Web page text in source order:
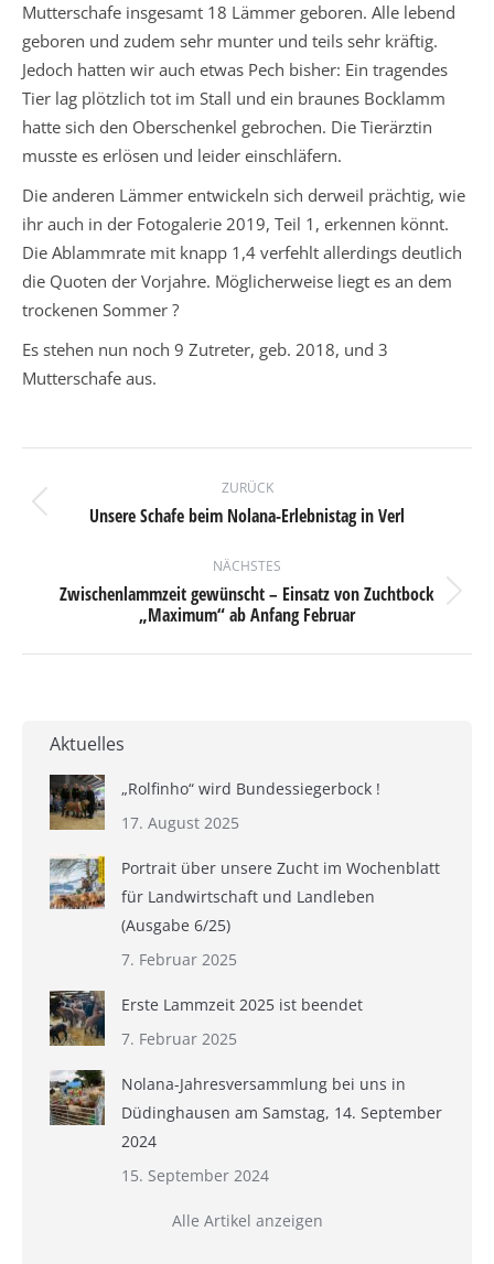
Mutterschafe insgesamt 18 Lämmer geboren. Alle lebend
geboren und zudem sehr munter und teils sehr kräftig.
Jedoch hatten wir auch etwas Pech bisher: Ein tragendes
Tier lag plötzlich tot im Stall und ein braunes Bocklamm
hatte sich den Oberschenkel gebrochen. Die Tierärztin
musste es erlösen und leider einschläfern.
Die anderen Lämmer entwickeln sich derweil prächtig, wie
ihr auch in der Fotogalerie 2019, Teil 1, erkennen könnt.
Die Ablammrate mit knapp 1,4 verfehlt allerdings deutlich
die Quoten der Vorjahre. Möglicherweise liegt es an dem
trockenen Sommer ?
Es stehen nun noch 9 Zutreter, geb. 2018, und 3
Mutterschafe aus.
Kommentarnavigation
ZURÜCK
Vorheriger
Unsere Schafe beim Nolana-Erlebnistag in Verl
NÄCHSTES
Nächster
Beitrag:
Zwischenlammzeit gewünscht – Einsatz von Zuchtbock
„Maximum“ ab Anfang Februar
Aktuelles
„Rolfinho“ wird Bundessiegerbock !
17. August 2025
Portrait über unsere Zucht im Wochenblatt
für Landwirtschaft und Landleben
(Ausgabe 6/25)
7. Februar 2025
Erste Lammzeit 2025 ist beendet
7. Februar 2025
Nolana-Jahresversammlung bei uns in
Düdinghausen am Samstag, 14. September
2024
15. September 2024
Alle Artikel anzeigen